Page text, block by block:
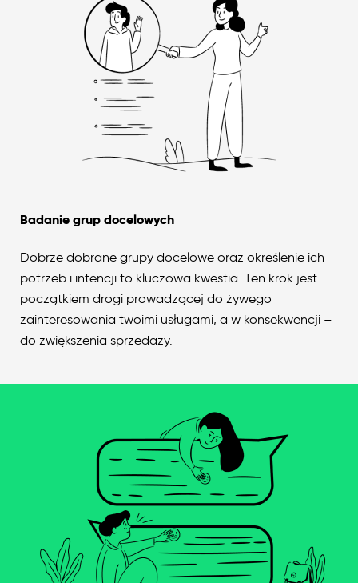
Badanie grup docelowych
Dobrze dobrane grupy docelowe oraz określenie ich
potrzeb i intencji to kluczowa kwestia. Ten krok jest
początkiem drogi prowadzącej do żywego
zainteresowania twoimi usługami, a w konsekwencji –
do zwiększenia sprzedaży.